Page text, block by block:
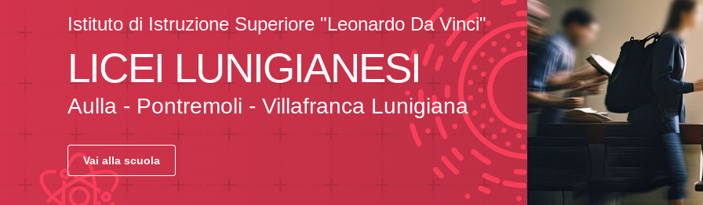
Istituto di Istruzione Superiore "Leonardo Da Vinci"
LICEI LUNIGIANESI
Aulla - Pontremoli - Villafranca Lunigiana
Vai alla scuola